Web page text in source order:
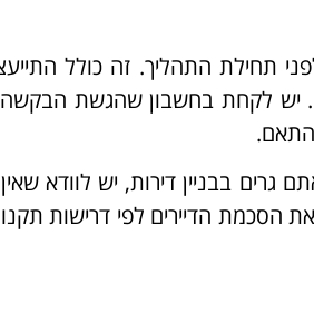
תחילת התהליך. זה כולל
יש לקחת בחשבון שהגשת
גרים בבניין דירות, יש לוודא
הסכמת הדיירים לפי דרישות